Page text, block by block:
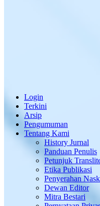
Login
Terkini
Arsip
Pengumuman
Tentang Kami
History Jurnal
Panduan Penulis
Petunjuk
Etika Publikasi
Penyerahan
Dewan Editor
Mitra Bestari